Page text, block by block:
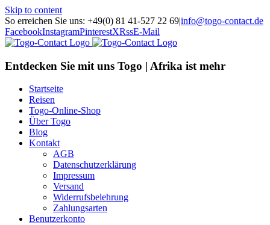
Skip to content
So erreichen Sie uns: +49(0) 81 41-527 22 69|info@togo-contact.de
FacebookInstagramPinterestXRssE-Mail
Entdecken Sie mit uns Togo | Afrika ist mehr
Startseite
Reisen
Togo-Online-Shop
Über Togo
Blog
Kontakt
AGB
Datenschutzerklärung
Impressum
Versand
Widerrufsbelehrung
Zahlungsarten
Benutzerkonto